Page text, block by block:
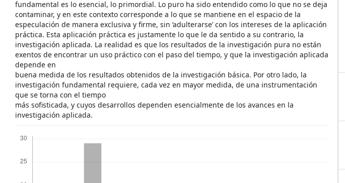
fundamental es lo esencial, lo primordial. Lo puro ha sido entendido como lo que no se deja
contaminar, y en este contexto corresponde a lo que se mantiene en el espacio de la
especulación de manera exclusiva y firme, sin ‘adulterarse’ con los intereses de la aplicación
práctica. Esta aplicación práctica es justamente lo que le da sentido a su contrario, la
investigación aplicada. La realidad es que los resultados de la investigación pura no están
exentos de encontrar un uso práctico con el paso del tiempo, y que la investigación aplicada
depende en
buena medida de los resultados obtenidos de la investigación básica. Por otro lado, la
investigación fundamental requiere, cada vez en mayor medida, de una instrumentación
que se torna con el tiempo
más sofisticada, y cuyos desarrollos dependen esencialmente de los avances en la
investigación aplicada.